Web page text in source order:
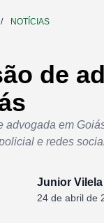
/ NOTÍCIAS
de
advogada em
e redes
Junior Vilela
24 de abril de